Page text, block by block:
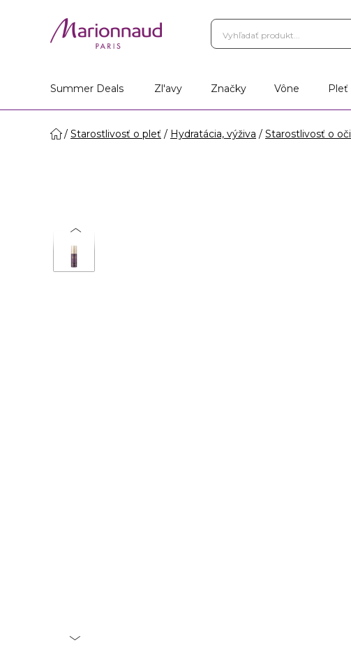
Summer Deals Zl'avy Značky Vône Pleť
Starostlivosť o pleť Hydratácia, výživa Starostlivosť o oči